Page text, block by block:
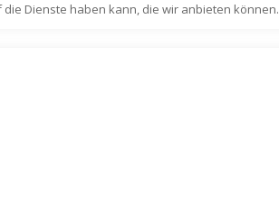
Dienste haben kann, die wir anbieten können.